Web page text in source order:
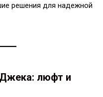
решения для надежной
люфт и